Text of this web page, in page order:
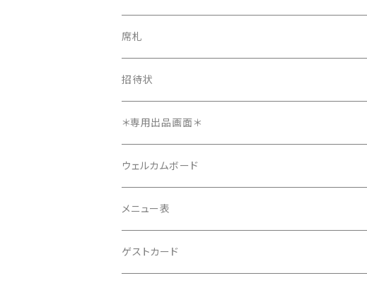
長方形タイプ
正方形タイプ
席札
招待状
メニュー表
長方形タイプ
8ページ
12ページ
正方形タイプ
席札
招待状
＊専用出品画面＊
ウェルカムボード
メニュー表
ゲストカード